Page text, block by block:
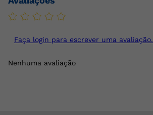
Faça login para escrever uma avaliação.
Nenhuma avaliação